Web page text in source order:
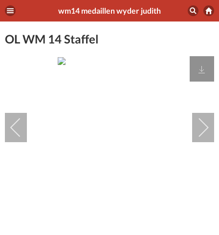
wm14 medaillen wyder judith
OL WM 14 Staffel